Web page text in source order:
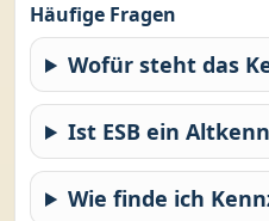
Häufige Fragen
Wofür steht das
Ist ESB ein
Wie finde ich